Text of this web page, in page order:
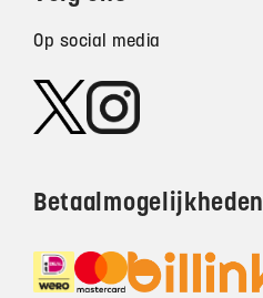
Op social media
Betaalmogelijkheden